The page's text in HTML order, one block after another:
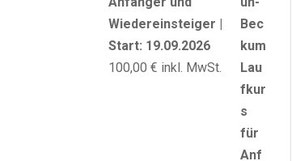
Wiedereinsteiger |
Start: 19.09.2026
100,00€ inkl. MwSt.